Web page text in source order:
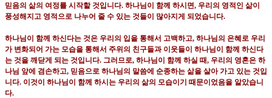
믿음의 삶의 여정를 시작할 것입니다. 하나님이 함께 하시면, 우리의 영적인 삶이
풍성해지고 영적으로 나누어 줄 수 있는 것들이 많아지게 되었습니다.
하나님이 함께 하신다는 것은 우리의 입을 통해서 고백하고, 하나님의 은혜로 우리
가 변화되어 가는 모습을 통해서 주위의 친구들과 이웃들이 하나님이 함께 하신다
는 것을 깨닫게 되는 것입니다. 그러므로, 하나님이 함께 하실 때, 우리의 영혼은 하
나님 앞에 겸손하고, 믿음으로 하나님의 말씀에 순종하는 삶을 살아 가고 있는 것입
니다. 이것이 하나님이 함께 하시는 우리의 삶의 모습이기 때문이었음을 알았습니
다.